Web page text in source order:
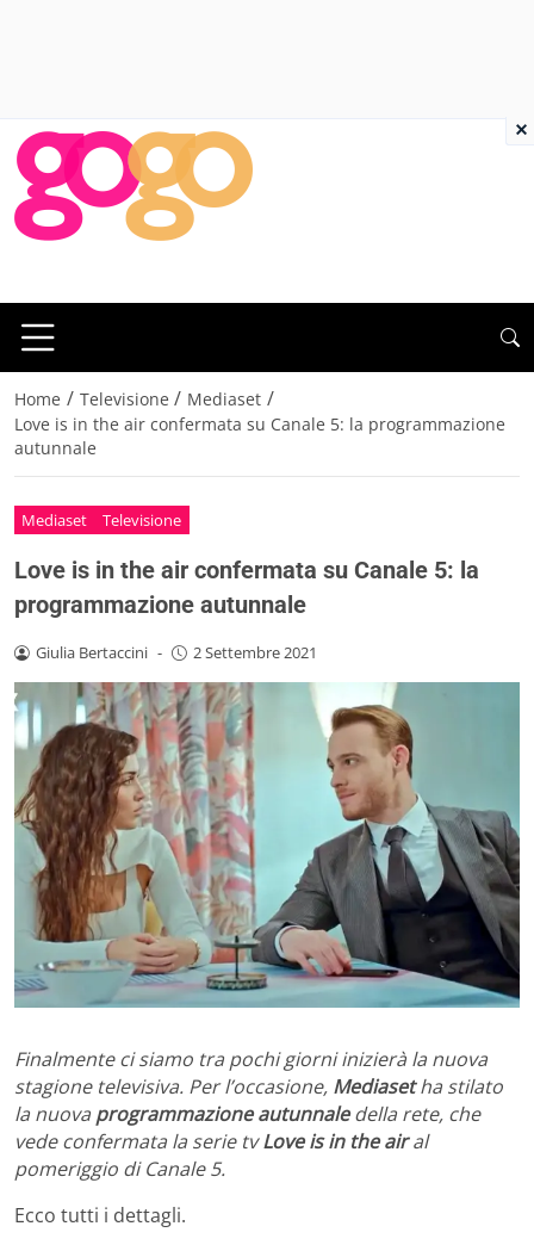
Home / Televisione / Mediaset /
Love is in the air confermata su Canale 5: la programmazione
autunnale
Mediaset Televisione
Love is in the air confermata su Canale 5: la
programmazione autunnale
Giulia Bertaccini - 2 Settembre 2021
Finalmente ci siamo tra pochi giorni inizierà la nuova
stagione televisiva. Per l’occasione, Mediasetha stilato
la nuova programmazione autunnaledella rete, che
vede confermata la serie tvLove is in the airal
pomeriggio di Canale 5.
Ecco tutti i dettagli.
×